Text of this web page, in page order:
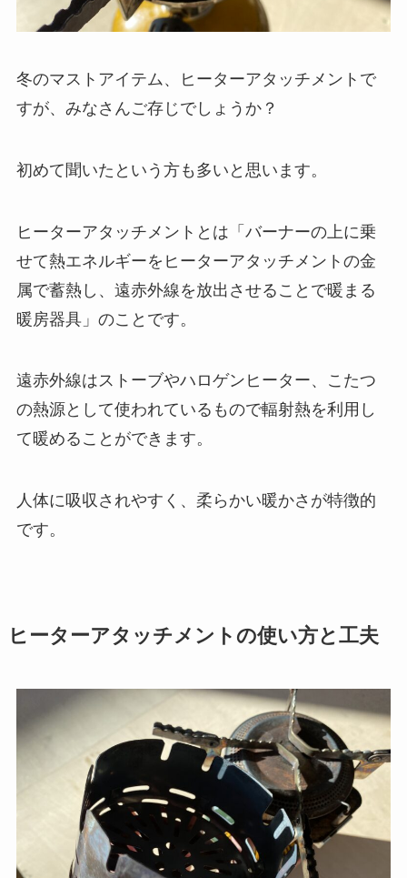
冬のマストアイテム、ヒーターアタッチメントで
すが、みなさんご存じでしょうか？
初めて聞いたという方も多いと思います。
ヒーターアタッチメントとは「 バーナーの上に乗
せて熱エネルギーをヒーターアタッチメントの金
属で蓄熱し、遠赤外線を放出させることで暖まる
暖房器具」のことです。
遠赤外線はストーブやハロゲンヒーター、こたつ
の熱源として使われているもので輻射熱を利用し
て暖めることができます。
人体に吸収されやすく、柔らかい暖かさが特徴的
です。
ヒーターアタッチメントの使い方と工夫